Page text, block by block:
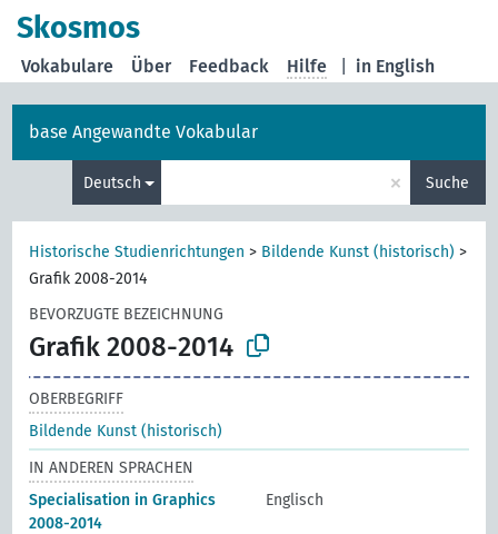
Skosmos
in English
Vokabulare Über Feedback Hilfe
base Angewandte Vokabular
Deutsch × Suche
Historische Studienrichtungen > Bildende Kunst (historisch) >
Grafik 2008-2014
BEVORZUGTE BEZEICHNUNG
Grafik 2008-2014
OBERBEGRIFF
Bildende Kunst (historisch)
IN ANDEREN SPRACHEN
Specialisation in Graphics
2008-2014
Englisch